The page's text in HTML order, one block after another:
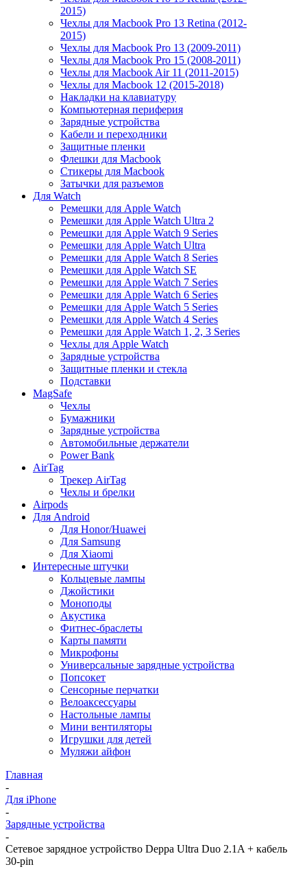
2015)
Чехлы для Macbook Pro 13 Retina (2012-
2015)
Чехлы для Macbook Pro 13 (2009-2011)
Чехлы для Macbook Pro 15 (2008-2011)
Чехлы для Macbook Air 11 (2011-2015)
Чехлы для Macbook 12 (2015-2018)
Накладки на клавиатуру
Компьютерная периферия
Зарядные устройства
Кабели и переходники
Защитные пленки
Флешки для Macbook
Стикеры для Macbook
Затычки для разъемов
Для Watch
Ремешки для Apple Watch
Ремешки для Apple Watch Ultra 2
Ремешки для Apple Watch 9 Series
Ремешки для Apple Watch Ultra
Ремешки для Apple Watch 8 Series
Ремешки для Apple Watch SE
Ремешки для Apple Watch 7 Series
Ремешки для Apple Watch 6 Series
Ремешки для Apple Watch 5 Series
Ремешки для Apple Watch 4 Series
Ремешки для Apple Watch 1, 2, 3 Series
Чехлы для Apple Watch
Зарядные устройства
Защитные пленки и стекла
Подставки
MagSafe
Чехлы
Бумажники
Зарядные устройства
Автомобильные держатели
Power Bank
AirTag
Трекер AirTag
Чехлы и брелки
Airpods
Для Android
Для Honor/Huawei
Для Samsung
Для Xiaomi
Интересные штучки
Кольцевые лампы
Джойстики
Моноподы
Акустика
Фитнес-браслеты
Карты памяти
Микрофоны
Универсальные зарядные устройства
Попсокет
Сенсорные перчатки
Велоаксессуары
Настольные лампы
Мини вентиляторы
Игрушки для детей
Муляжи айфон
Главная
-
Для iPhone
-
Зарядные устройства
-
Сетевое зарядное устройство Deppa Ultra Duo 2.1A + кабель
30-pin